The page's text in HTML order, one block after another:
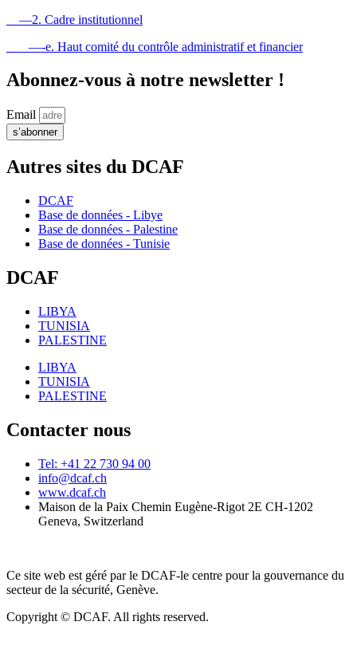
—2. Cadre institutionnel
—-e. Haut comité du contrôle administratif et financier
Abonnez-vous à notre newsletter !
Email
s’abonner
Autres sites du DCAF
DCAF
Base de données - Libye
Base de données - Palestine
Base de données - Tunisie
DCAF
LIBYA
TUNISIA
PALESTINE
LIBYA
TUNISIA
PALESTINE
Contacter nous
Tel: +41 22 730 94 00
info@dcaf.ch
www.dcaf.ch
Maison de la Paix Chemin Eugène-Rigot 2E CH-1202
Geneva, Switzerland
Ce site web est géré par le DCAF-le centre pour la gouvernance du
secteur de la sécurité, Genève.
Copyright © DCAF. All rights reserved.